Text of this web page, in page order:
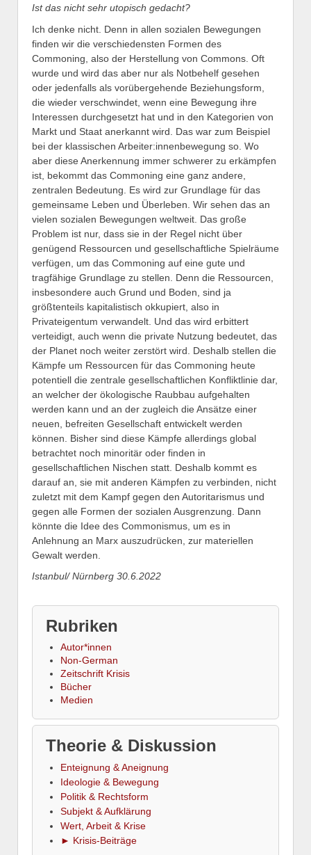
Ist das nicht sehr utopisch gedacht?
Ich denke nicht. Denn in allen sozialen Bewegungen
finden wir die verschiedensten Formen des
Commoning, also der Herstellung von Commons. Oft
wurde und wird das aber nur als Notbehelf gesehen
oder jedenfalls als vorübergehende Beziehungsform,
die wieder verschwindet, wenn eine Bewegung ihre
Interessen durchgesetzt hat und in den Kategorien von
Markt und Staat anerkannt wird. Das war zum Beispiel
bei der klassischen Arbeiter:innenbewegung so. Wo
aber diese Anerkennung immer schwerer zu erkämpfen
ist, bekommt das Commoning eine ganz andere,
zentralen Bedeutung. Es wird zur Grundlage für das
gemeinsame Leben und Überleben. Wir sehen das an
vielen sozialen Bewegungen weltweit. Das große
Problem ist nur, dass sie in der Regel nicht über
genügend Ressourcen und gesellschaftliche Spielräume
verfügen, um das Commoning auf eine gute und
tragfähige Grundlage zu stellen. Denn die Ressourcen,
insbesondere auch Grund und Boden, sind ja
größtenteils kapitalistisch okkupiert, also in
Privateigentum verwandelt. Und das wird erbittert
verteidigt, auch wenn die private Nutzung bedeutet, das
der Planet noch weiter zerstört wird. Deshalb stellen die
Kämpfe um Ressourcen für das Commoning heute
potentiell die zentrale gesellschaftlichen Konfliktlinie dar,
an welcher der ökologische Raubbau aufgehalten
werden kann und an der zugleich die Ansätze einer
neuen, befreiten Gesellschaft entwickelt werden
können. Bisher sind diese Kämpfe allerdings global
betrachtet noch minoritär oder finden in
gesellschaftlichen Nischen statt. Deshalb kommt es
darauf an, sie mit anderen Kämpfen zu verbinden, nicht
zuletzt mit dem Kampf gegen den Autoritarismus und
gegen alle Formen der sozialen Ausgrenzung. Dann
könnte die Idee des Commonismus, um es in
Anlehnung an Marx auszudrücken, zur materiellen
Gewalt werden.
Istanbul/ Nürnberg 30.6.2022
Rubriken
Autor*innen
Non-German
Zeitschrift Krisis
Bücher
Medien
Theorie & Diskussion
Enteignung & Aneignung
Ideologie & Bewegung
Politik & Rechtsform
Subjekt & Aufklärung
Wert, Arbeit & Krise
► Krisis-Beiträge